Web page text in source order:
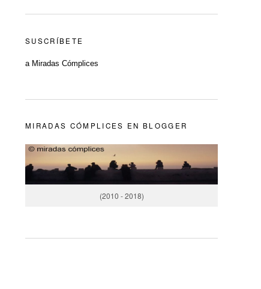
SUSCRÍBETE
a Miradas Cómplices
MIRADAS CÓMPLICES EN BLOGGER
(2010 - 2018)